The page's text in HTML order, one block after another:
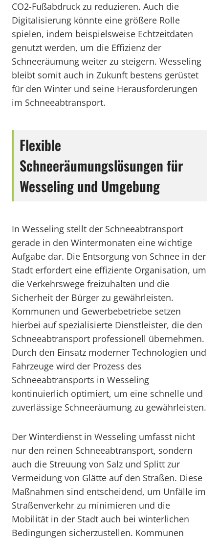
CO2-Fußabdruck zu reduzieren. Auch die
Digitalisierung könnte eine größere Rolle
spielen, indem beispielsweise Echtzeitdaten
genutzt werden, um die Effizienz der
Schneeräumung weiter zu steigern. Wesseling
bleibt somit auch in Zukunft bestens gerüstet
für den Winter und seine Herausforderungen
im Schneeabtransport.
Flexible
Schneeräumungslösungen für
Wesseling und Umgebung
In Wesseling stellt der Schneeabtransport
gerade in den Wintermonaten eine wichtige
Aufgabe dar. Die Entsorgung von Schnee in der
Stadt erfordert eine effiziente Organisation, um
die Verkehrswege freizuhalten und die
Sicherheit der Bürger zu gewährleisten.
Kommunen und Gewerbebetriebe setzen
hierbei auf spezialisierte Dienstleister, die den
Schneeabtransport professionell übernehmen.
Durch den Einsatz moderner Technologien und
Fahrzeuge wird der Prozess des
Schneeabtransports in Wesseling
kontinuierlich optimiert, um eine schnelle und
zuverlässige Schneeräumung zu gewährleisten.
Der Winterdienst in Wesseling umfasst nicht
nur den reinen Schneeabtransport, sondern
auch die Streuung von Salz und Splitt zur
Vermeidung von Glätte auf den Straßen. Diese
Maßnahmen sind entscheidend, um Unfälle im
Straßenverkehr zu minimieren und die
Mobilität in der Stadt auch bei winterlichen
Bedingungen sicherzustellen. Kommunen